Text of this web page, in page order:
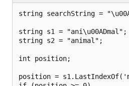
string searchString =
string s1 = "ani\u00ADmal";
string s2 = "animal";
int position;
position =